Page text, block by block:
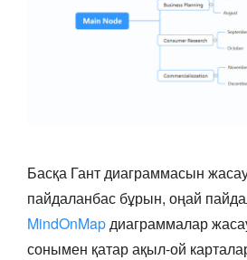
Басқа Гант диаграммасын
пайдаланбас бұрын, оңай
MindOnMapдиаграммалар
сонымен қатар ақыл-ой